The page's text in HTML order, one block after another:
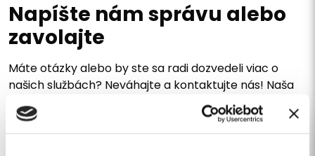
Napíšte nám správu alebo
zavolajte
Máte otázky alebo by ste sa radi dozvedeli viac o
našich službách? Neváhajte a kontaktujte nás! Naša
profesionálna a priateľská zákaznícka podpora je tu
pre vás, aby vám poskytla všetky potrebné